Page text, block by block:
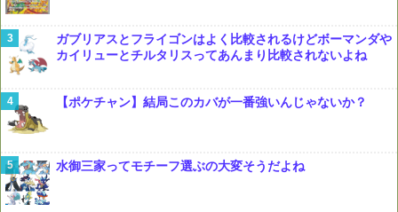
ガブリアスとフライゴンはよく比較されるけどボーマンダや
カイリューとチルタリスってあんまり比較されないよね
【ポケチャン】結局このカバが一番強いんじゃないか？
水御三家ってモチーフ選ぶの大変そうだよね